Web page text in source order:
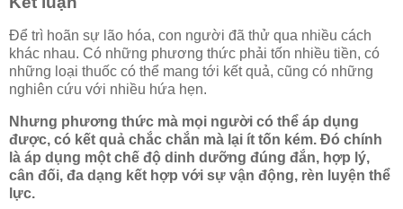
Để trì hoãn sự lão hóa, con người đã thử qua nhiều cách
khác nhau. Có những phương thức phải tốn nhiều tiền, có
những loại thuốc có thể mang tới kết quả, cũng có những
nghiên cứu với nhiều hứa hẹn.
Nhưng phương thức mà mọi người có thể áp dụng
được, có kết quả chắc chắn mà lại ít tốn kém. Đó chính
là áp dụng một chế độ dinh dưỡng đúng đắn, hợp lý,
cân đối, đa dạng kết hợp với sự vận động, rèn luyện thể
lực.